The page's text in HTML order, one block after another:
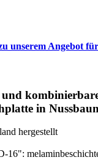
unserem Angebot
in
16":